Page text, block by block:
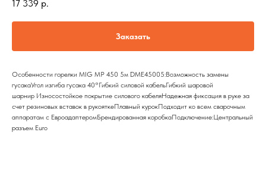
17 339 р.
Заказать
Особенности горелки MIG MP 450 5м DME45005:Возможность замены
гусакаУгол изгиба гусака 40°Гибкий силовой кабельГибкий шаровой
шарнир Износостойкое покрытие силового кабеляНадежная фиксация в руке за
счет резиновых вставок в рукояткеПлавный курокПодходит ко всем сварочным
аппаратам с ЕвроадаптеромБрендированная коробкаПодключение:Центральный
разъем Euro